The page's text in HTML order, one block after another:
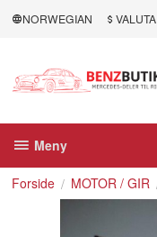
NORWEGIAN VALUTA
Meny
Forside MOTOR / GIR